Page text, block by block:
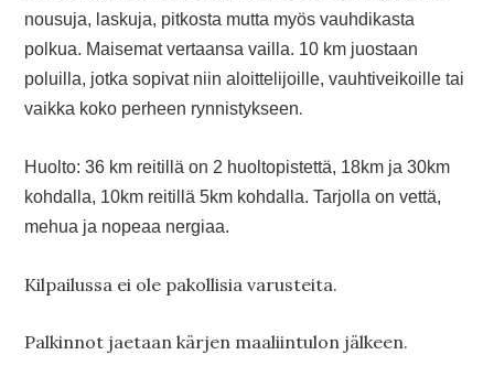
nousuja, laskuja, pitkosta mutta myös vauhdikasta
polkua. Maisemat vertaansa vailla. 10 km juostaan
poluilla, jotka sopivat niin aloittelijoille, vauhtiveikoille tai
vaikka koko perheen rynnistykseen.
Huolto: 36 km reitillä on 2 huoltopistettä, 18km ja 30km
kohdalla, 10km reitillä 5km kohdalla. Tarjolla on vettä,
mehua ja nopeaa nergiaa.
Kilpailussa ei ole pakollisia varusteita.
Palkinnot jaetaan kärjen maaliintulon jälkeen.